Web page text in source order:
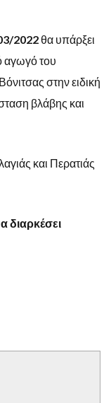
2022θα υπάρξει
αγωγό του
στην ειδική
βλάβης και
και Περατιάς
διαρκέσει